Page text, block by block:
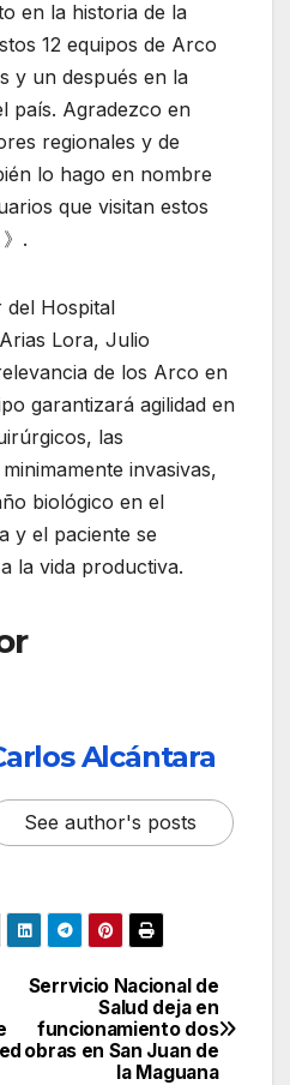
en la historia de la
12 equipos de Arco
y un después en la
país. Agradezco en
regionales y de
lo hago en nombre
que visitan estos
.
del Hospital
Lora, Julio
de los Arco en
garantizará agilidad en
las
invasivas,
biológico en el
y el paciente se
la vida productiva.
Alcántara
See author's posts
Serrvicio Nacional de
Salud deja en
funcionamiento dos
obras en San Juan de
la Maguana